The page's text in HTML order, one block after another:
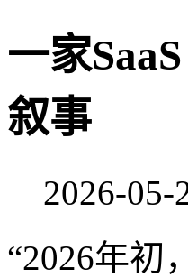
一家
叙事
2026-05-
“2026年初